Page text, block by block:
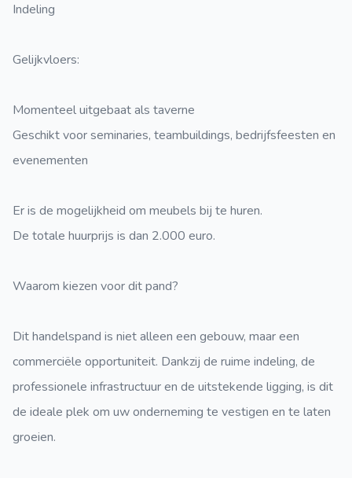
Indeling
Gelijkvloers:
Momenteel uitgebaat als taverne
Geschikt voor seminaries, teambuildings, bedrijfsfeesten en
evenementen
Er is de mogelijkheid om meubels bij te huren.
De totale huurprijs is dan 2.000 euro.
Waarom kiezen voor dit pand?
Dit handelspand is niet alleen een gebouw, maar een
commerciële opportuniteit. Dankzij de ruime indeling, de
professionele infrastructuur en de uitstekende ligging, is dit
de ideale plek om uw onderneming te vestigen en te laten
groeien.